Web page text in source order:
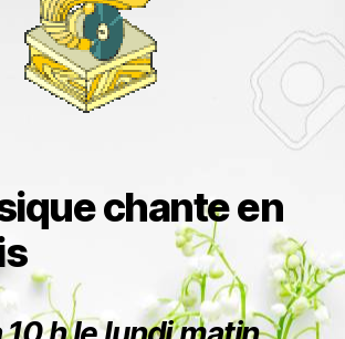
chante en